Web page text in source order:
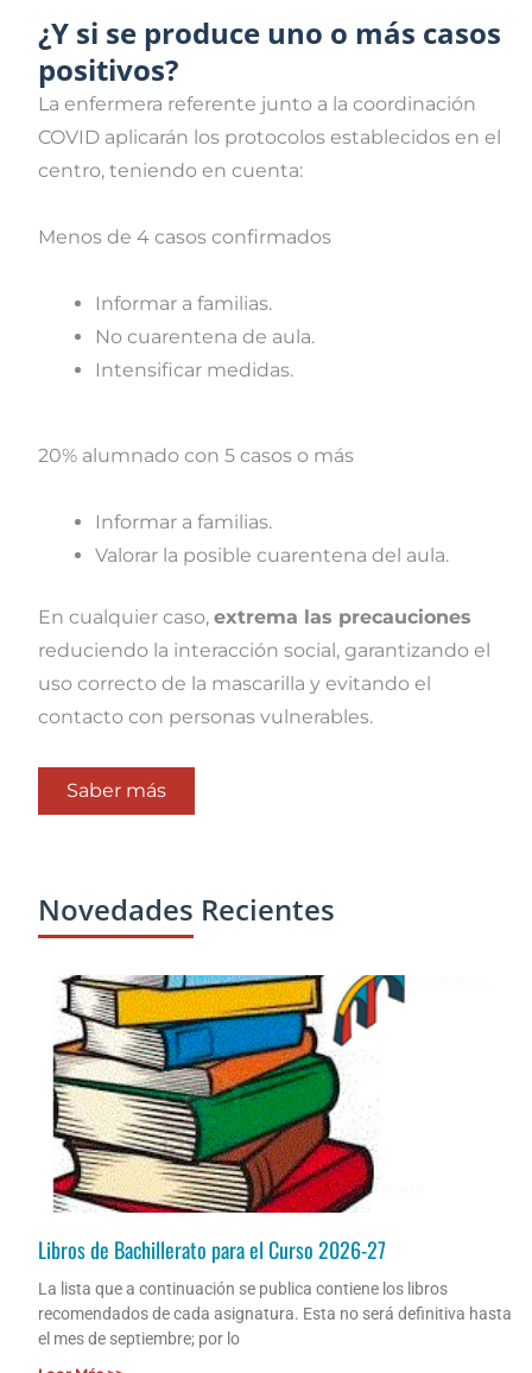
¿Y si se produce uno o más casos
positivos?
La enfermera referente junto a la coordinación
COVID aplicarán los protocolos establecidos en el
centro, teniendo en cuenta:
Menos de 4 casos confirmados
Informar a familias.
No cuarentena de aula.
Intensificar medidas.
20% alumnado con 5 casos o más
Informar a familias.
Valorar la posible cuarentena del aula.
En cualquier caso, extrema las precauciones
reduciendo la interacción social, garantizando el
uso correcto de la mascarilla y evitando el
contacto con personas vulnerables.
Saber más
Novedades Recientes
Libros de Bachillerato para el Curso 2026-27
La lista que a continuación se publica contiene los libros
recomendados de cada asignatura. Esta no será definitiva hasta
el mes de septiembre; por lo